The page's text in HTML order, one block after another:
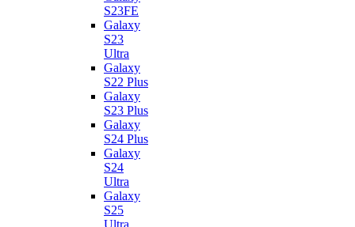
S23FE
Galaxy
S23
Ultra
Galaxy
S22 Plus
Galaxy
S23 Plus
Galaxy
S24 Plus
Galaxy
S24
Ultra
Galaxy
S25
Ultra